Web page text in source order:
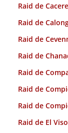
Raid de
Raid de
Raid de
Raid de
Raid de
Raid de
Raid de
Raid de El